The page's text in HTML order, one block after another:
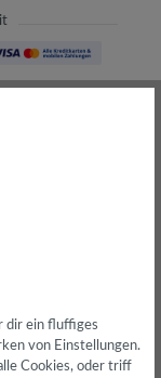
dir ein fluffiges
von Einstellungen.
Cookies, oder triff